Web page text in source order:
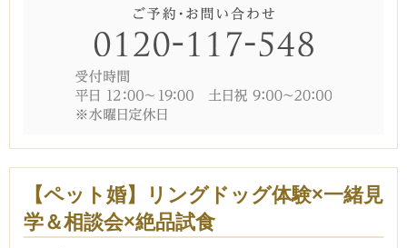
【ペット婚】リングドッグ体験×一緒見
学＆相談会×絶品試食